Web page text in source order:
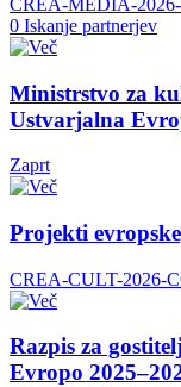
0 Iskanje partnerjev
Ministrstvo za
Ustvarjalna
Zaprt
Projekti
CREA-CULT-2026-
Razpis za
Evropo